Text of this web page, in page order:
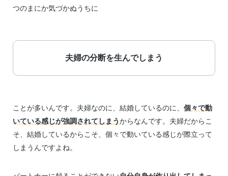
つのまにか気づかぬうちに
夫婦の分断を生んでしまう
ことが多いんです。夫婦なのに、結婚しているのに、 個々で動
いている感じが強調されてしまうからなんです。夫婦だからこ
そ、結婚しているからこそ、個々で動いている感じが際立って
しまうんですよね。